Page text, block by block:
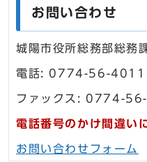
お問い合わせ
城陽市役所総務部総務
電話: 0774-56-4011
ファックス: 0774-
電話番号のかけ間違い
お問い合わせフォーム